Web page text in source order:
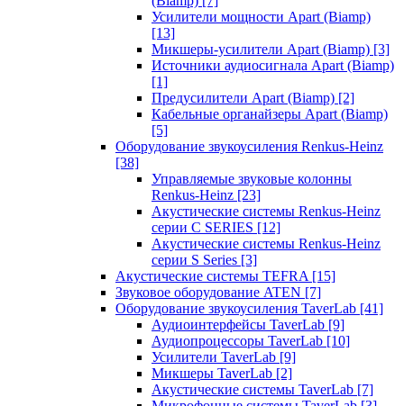
Усилители мощности Apart (Biamp)
[13]
Микшеры-усилители Apart (Biamp) [3]
Источники аудиосигнала Apart (Biamp)
[1]
Предусилители Apart (Biamp) [2]
Кабельные органайзеры Apart (Biamp)
[5]
Оборудование звукоусиления Renkus-Heinz
[38]
Управляемые звуковые колонны
Renkus-Heinz [23]
Акустические системы Renkus-Heinz
серии C SERIES [12]
Акустические системы Renkus-Heinz
серии S Series [3]
Акустические системы TEFRA [15]
Звуковое оборудование ATEN [7]
Оборудование звукоусиления TaverLab [41]
Аудиоинтерфейсы TaverLab [9]
Аудиопроцессоры TaverLab [10]
Усилители TaverLab [9]
Микшеры TaverLab [2]
Акустические системы TaverLab [7]